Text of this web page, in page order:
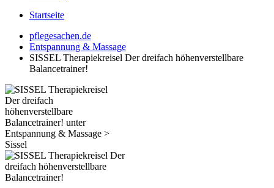
Startseite
pflegesachen.de
Entspannung & Massage
SISSEL Therapiekreisel Der dreifach höhenverstellbare
Balancetrainer!